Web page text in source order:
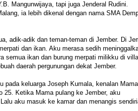
Mangunwijaya, tapi juga Jenderal Rudini.
ia lebih dikenal dengan nama SMA
adik-adik dan teman-teman di Jember. Di
dan ikan. Aku merasa sedih
semua ikan dan burung merpati milikku di villa
daerah pergunungan dekat Jember.
pada keluarga Joseph Kumala, kenalan
25. Ketika Mama pulang ke Jember, aku
aku masuk ke kamar dan menangis